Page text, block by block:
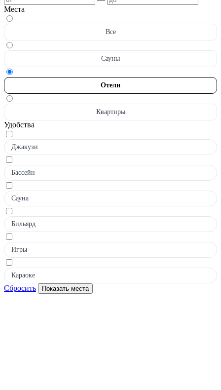
Места
Все
Сауны
Отели
Квартиры
Удобства
Джакузи
Бассейн
Сауна
Бильярд
Игры
Караоке
Сбросить Показать места